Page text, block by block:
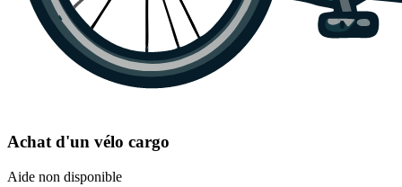
Achat d'un vélo cargo
Aide non disponible